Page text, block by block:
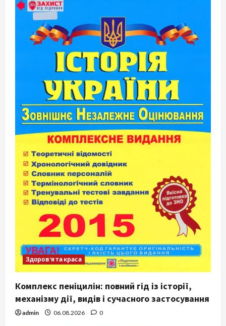
Здоров'я та краса
Комплекс пеніцилін: повний гід із історії,
механізму дії, видів і сучасного застосування
admin 06.08.2026 0